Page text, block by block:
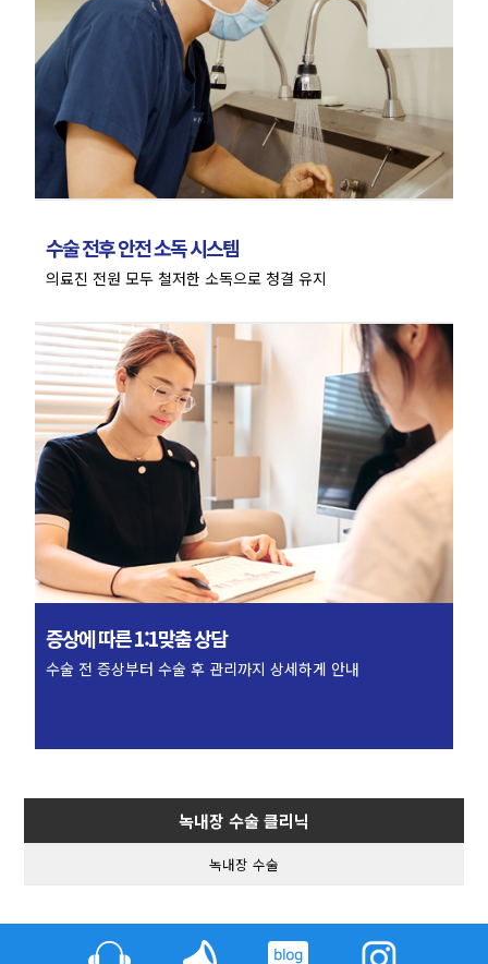
수술 전후안전 소독 시스템
의료진 전원 모두철저한 소독으로 청결 유지
증상에 따른1:1맞춤 상담
수술 전 증상부터 수술 후 관리까지 상세하게 안내
녹내장 수술 클리닉
녹내장 수술